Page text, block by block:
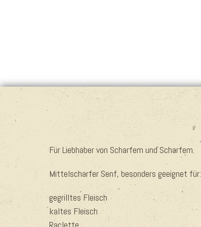
Für Liebhaber von Scharfem und Scharfem.
Mittelscharfer Senf, besonders geeignet für:
gegrilltes Fleisch
kaltes Fleisch